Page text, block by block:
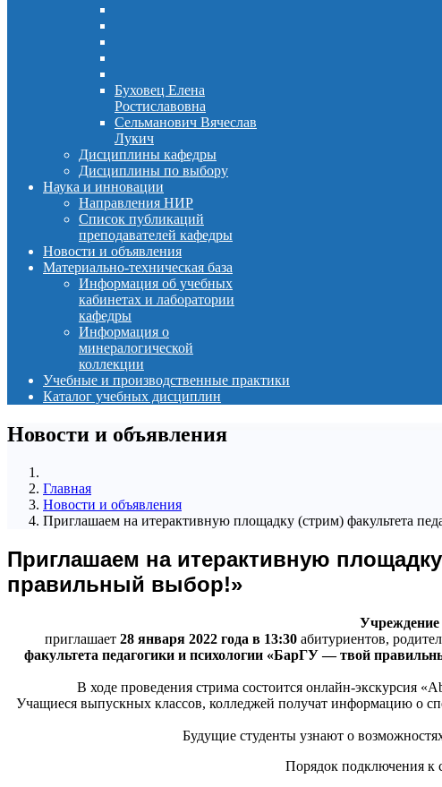
Буховец Елена
Ростиславовна
Сельманович Вячеслав
Лукич
Дисциплины кафедры
Дисциплины по выбору
Наука и инновации
Направления НИР
Список публикаций
преподавателей кафедры
Новости и объявления
Материально-техническая база
Информация об учебных
кабинетах и лаборатории
кафедры
Информация о
минералогической
коллекции
Учебные и производственные практики
Каталог учебных дисциплин
Новости и объявления
Главная
Новости и объявления
Приглашаем на итерактивную площадку (стрим) факультета
Приглашаем на итерактивную
правильный выбор!»
Учреждение
приглашает 28 января 2022 года в 13:30абитуриентов,
факультета педагогики и психологии «БарГУ — твой
В ходе проведения стрима состоится онлайн-экскурсия
Учащиеся выпускных классов, колледжей получат информацию о
Будущие студенты узнают о
Порядок подключения к